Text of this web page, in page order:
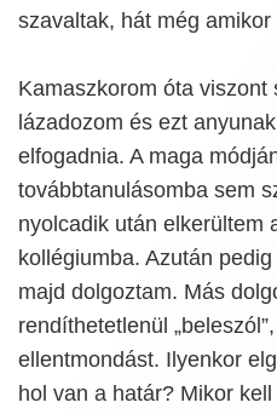
szavaltak, hát még
Kamaszkorom óta viszont
lázadozom és ezt
elfogadnia. A maga
továbbtanulásomba sem
nyolcadik után elkerültem
kollégiumba. Azután
majd dolgoztam. Más
rendíthetetlenül
ellentmondást. Ilyenkor
hol van a határ? Mikor